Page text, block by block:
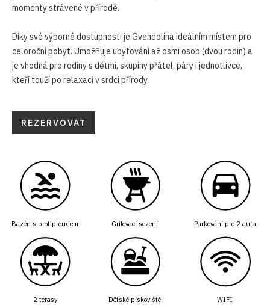
momenty strávené v přírodě.
Díky své výborné dostupnosti je Gvendolína ideálním místem pro
celoroční pobyt. Umožňuje ubytování až osmi osob (dvou rodin) a
je vhodná pro rodiny s dětmi, skupiny přátel, páry i jednotlivce,
kteří touží po relaxaci v srdci přírody.
REZERVOVAT
Bazén s protiproudem Grilovací sezení Parkování pro 2 auta
2 terasy Dětské pískoviště WIFI